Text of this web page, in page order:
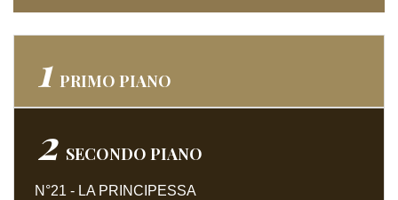
1 PRIMO PIANO
2 SECONDO PIANO
N°21 - LA PRINCIPESSA